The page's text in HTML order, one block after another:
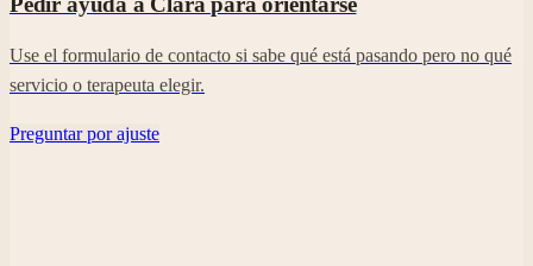
Use el formulario de contacto si sabe qué está pasando pero no qué
servicio o terapeuta elegir.
Preguntar por ajuste